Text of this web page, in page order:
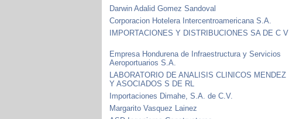
Darwin Adalid Gomez Sandoval
Corporacion Hotelera Intercentroamericana S.A.
IMPORTACIONES Y DISTRIBUCIONES SA DE C V
Empresa Hondurena de Infraestructura y Servicios
Aeroportuarios S.A.
LABORATORIO DE ANALISIS CLINICOS MENDEZ
Y ASOCIADOS S DE RL
Importaciones Dimahe, S.A. de C.V.
Margarito Vasquez Lainez